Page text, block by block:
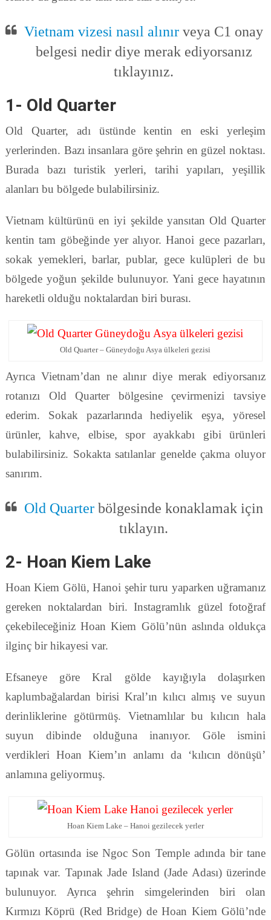
Vietnam vizesi nasıl alınır veya C1 onay
belgesi nedir diye merak ediyorsanız
tıklayınız.
1- Old Quarter
Old Quarter, adı üstünde kentin en eski yerleşim
yerlerinden. Bazı insanlara göre şehrin en güzel noktası.
Burada bazı turistik yerleri, tarihi yapıları, yeşillik
alanları bu bölgede bulabilirsiniz.
Vietnam kültürünü en iyi şekilde yansıtan Old Quarter
kentin tam göbeğinde yer alıyor. Hanoi gece pazarları,
sokak yemekleri, barlar, publar, gece kulüpleri de bu
bölgede yoğun şekilde bulunuyor. Yani gece hayatının
hareketli olduğu noktalardan biri burası.
Old Quarter – Güneydoğu Asya ülkeleri gezisi
Ayrıca Vietnam’dan ne alınır diye merak ediyorsanız
rotanızı Old Quarter bölgesine çevirmenizi tavsiye
ederim. Sokak pazarlarında hediyelik eşya, yöresel
ürünler, kahve, elbise, spor ayakkabı gibi ürünleri
bulabilirsiniz. Sokakta satılanlar genelde çakma oluyor
sanırım.
Old Quarter bölgesinde konaklamak için
tıklayın.
2- Hoan Kiem Lake
Hoan Kiem Gölü, Hanoi şehir turu yaparken uğramanız
gereken noktalardan biri. Instagramlık güzel fotoğraf
çekebileceğiniz Hoan Kiem Gölü’nün aslında oldukça
ilginç bir hikayesi var.
Efsaneye göre Kral gölde kayığıyla dolaşırken
kaplumbağalardan birisi Kral’ın kılıcı almış ve suyun
derinliklerine götürmüş. Vietnamlılar bu kılıcın hala
suyun dibinde olduğuna inanıyor. Göle ismini
verdikleri Hoan Kiem’ın anlamı da ‘kılıcın dönüşü’
anlamına geliyormuş.
Hoan Kiem Lake – Hanoi gezilecek yerler
Gölün ortasında ise Ngoc Son Temple adında bir tane
tapınak var. Tapınak Jade Island (Jade Adası) üzerinde
bulunuyor. Ayrıca şehrin simgelerinden biri olan
Kırmızı Köprü (Red Bridge) de Hoan Kiem Gölü’nde